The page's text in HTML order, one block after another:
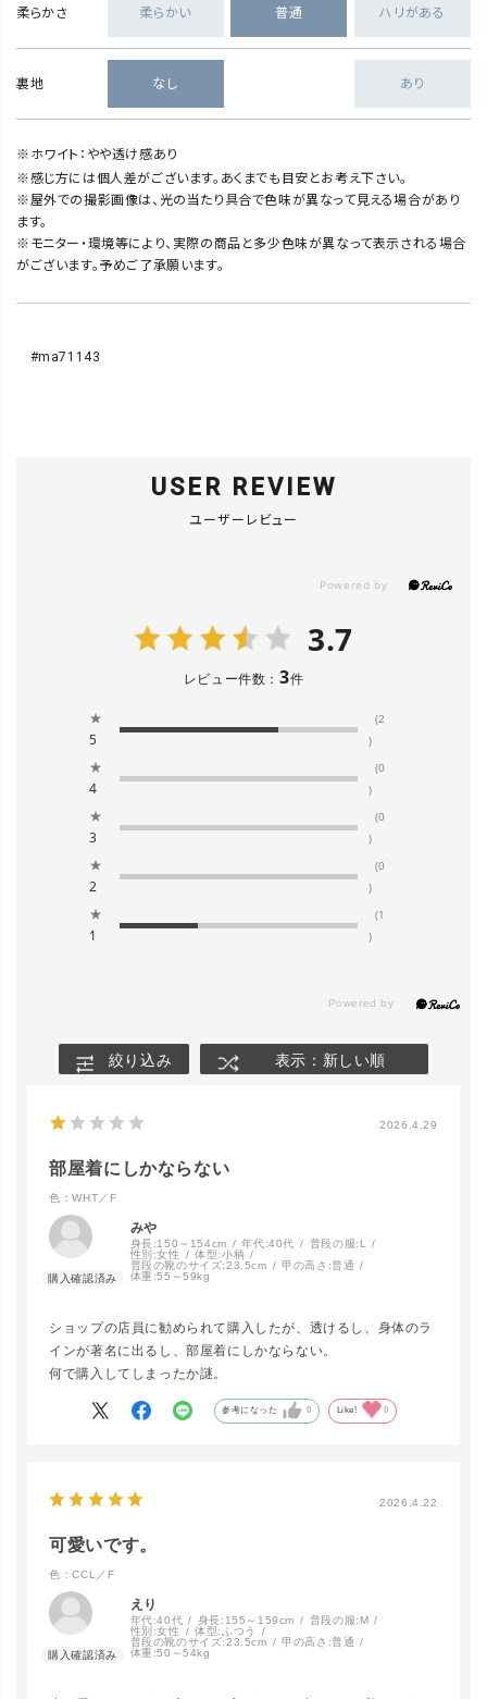
カラー/サイズ
WHT／F カートに入れる
柔らかさ 柔らかい 普通 ハリがある
裏地 なし あり
※ホワイト：やや透け感あり
※感じ方には個人差がございます。あくまでも目安とお考え下さい。
※屋外での撮影画像は、光の当たり具合で色味が異なって見える場合があり
ます。
※モニター・環境等により、実際の商品と多少色味が異なって表示される場合
がございます。予めご了承願います。
#ma71143
USER REVIEW
ユーザーレビュー
3.7
レビュー件数： 3件
★
5
(2
)
★
4
(0
)
★
3
(0
)
★
2
(0
)
★
1
(1
)
絞り込み 表示：新しい順
2026.4.29
部屋着にしかならない
色：WHT／F
みや
身長:150～154cm 年代:40代 普段の服: L
性別:女性 体型:小柄
普段の靴のサイズ:23.5cm 甲の高さ:普通
体重:55～59kg
ショップの店員に勧められて購入したが、透けるし、身体のラ
インが著名に出るし、部屋着にしかならない。
何で購入してしまったか謎。
参考になった 0 Like! 0
2026.4.22
可愛いです。
色：CCL／F
えり
年代:40代 身長: 155～159cm 普段の服: M
性別:女性 体型: ふつう
普段の靴のサイズ:23.5cm 甲の高さ:普通
体重:50～54kg